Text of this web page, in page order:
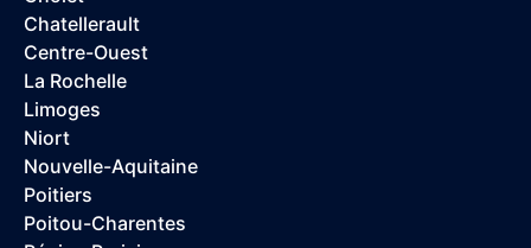
Chatellerault
Centre-Ouest
La Rochelle
Limoges
Niort
Nouvelle-Aquitaine
Poitiers
Poitou-Charentes